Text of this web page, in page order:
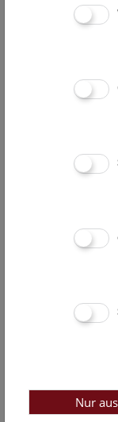
Open
Das Deck 50 ist
zum Mitmachen
Kids & Co
Hast du
wilde
spannende
auch entdecken
du sie jedenfalls
Nur